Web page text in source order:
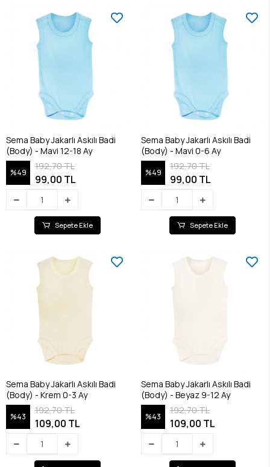
Sema Baby Jakarlı Askılı Badi
(Body) - Mavi 12-18 Ay
%49
192,70 TL
99,00 TL
Sepete Ekle
Sema Baby Jakarlı Askılı Badi
(Body) - Mavi 0-6 Ay
%49
192,70 TL
99,00 TL
Sepete Ekle
Sema Baby Jakarlı Askılı Badi
(Body) - Krem 0-3 Ay
%43
192,70 TL
109,00 TL
Sema Baby Jakarlı Askılı Badi
(Body) - Beyaz 9-12 Ay
%43
192,70 TL
109,00 TL